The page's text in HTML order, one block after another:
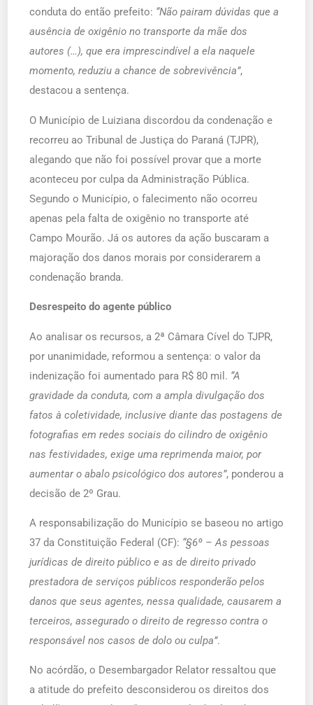
conduta do então prefeito: “Não pairam dúvidas que a
ausência de oxigênio no transporte da mãe dos
autores (…), que era imprescindível a ela naquele
momento, reduziu a chance de sobrevivência”,
destacou a sentença.
O Município de Luiziana discordou da condenação e
recorreu ao Tribunal de Justiça do Paraná (TJPR),
alegando que não foi possível provar que a morte
aconteceu por culpa da Administração Pública.
Segundo o Município, o falecimento não ocorreu
apenas pela falta de oxigênio no transporte até
Campo Mourão. Já os autores da ação buscaram a
majoração dos danos morais por considerarem a
condenação branda.
Desrespeito do agente público
Ao analisar os recursos, a 2ª Câmara Cível do TJPR,
por unanimidade, reformou a sentença: o valor da
indenização foi aumentado para R$ 80 mil. “A
gravidade da conduta, com a ampla divulgação dos
fatos à coletividade, inclusive diante das postagens de
fotografias em redes sociais do cilindro de oxigênio
nas festividades, exige uma reprimenda maior, por
aumentar o abalo psicológico dos autores”, ponderou a
decisão de 2º Grau.
A responsabilização do Município se baseou no artigo
37 da Constituição Federal (CF): “§6º – As pessoas
jurídicas de direito público e as de direito privado
prestadora de serviços públicos responderão pelos
danos que seus agentes, nessa qualidade, causarem a
terceiros, assegurado o direito de regresso contra o
responsável nos casos de dolo ou culpa”.
No acórdão, o Desembargador Relator ressaltou que
a atitude do prefeito desconsiderou os direitos dos